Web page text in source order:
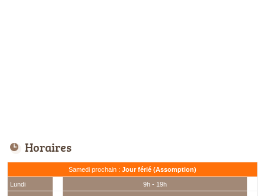
Horaires
Samedi prochain : Jour férié (Assomption)
Lundi
9h - 19h